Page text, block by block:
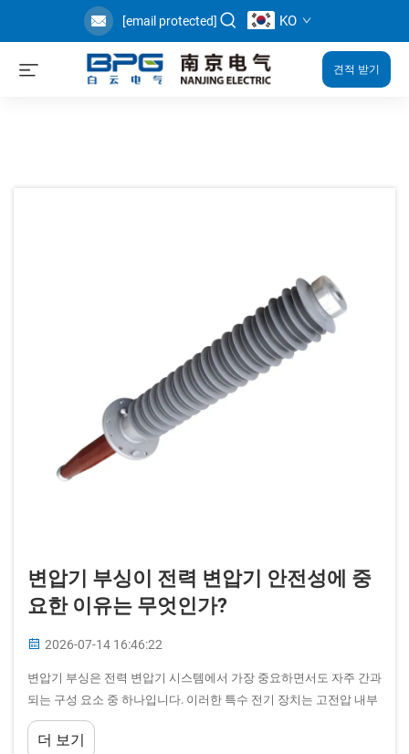
[email protected] KO
견적 받기
변압기 부싱이 전력 변압기 안전성에 중
요한 이유는 무엇인가?
2026-07-14 16:46:22
변압기 부싱은 전력 변압기 시스템에서 가장 중요하면서도 자주 간과
되는 구성 요소 중 하나입니다. 이러한 특수 전기 장치는 고전압 내부
권선과 외부 회로 사이의 주요 인터페이스 역할을 하며, ...
더 보기